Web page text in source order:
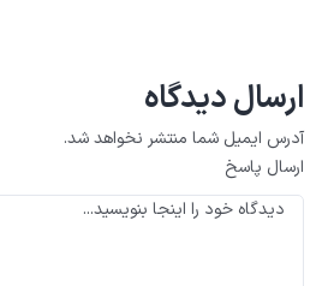
ارسال دیدگاه
آدرس ایمیل شما منتشر نخواهد شد.
ارسال پاسخ